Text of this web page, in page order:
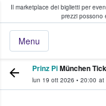
Il marketplace dei biglietti per
prezzi possono
Menu
fan comprano
Prinz PiMünchen
lun 19 ott 2026 • 20:00 at